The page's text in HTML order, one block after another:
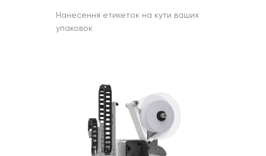
Нанесення етикеток на кути ваших
упаковок